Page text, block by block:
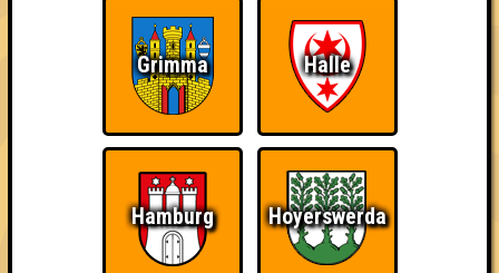
===========================================
Soundcheck, das ist das Musikquiz aus dem Hause Quizlabor!
Ob nun Olivia Rodrigo oder Oliver Koletzki, BTS, BSB, oder
Metallica - bei diesem Musikquiz ist alles möglich. In drei
abwechslungsreichen Runden prüft Quizmaster Stephan in
ständig wechselnden Kategorien euer Musikwissen und
Erinnerungsvermögen. Bei dieser Ausgabe dreht sich alles um
Rock & Metal! <3
Komm vorbei und tritt mit deinem Team gegen andere
Grimma Halle
Hamburg Hoyerswerda